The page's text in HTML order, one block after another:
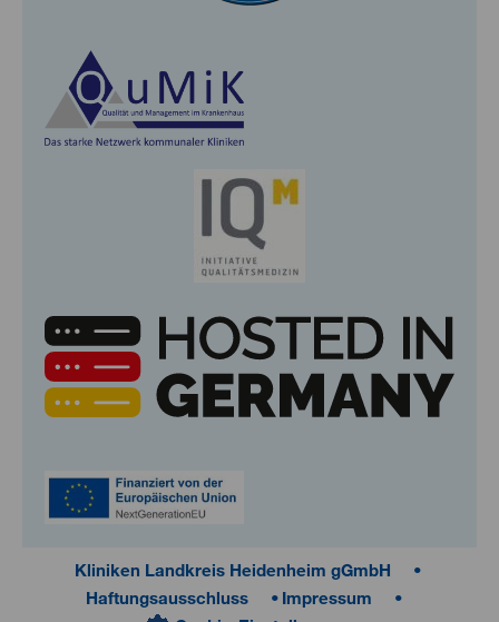
Kliniken Landkreis Heidenheim gGmbH
Haftungsausschluss
Impressum